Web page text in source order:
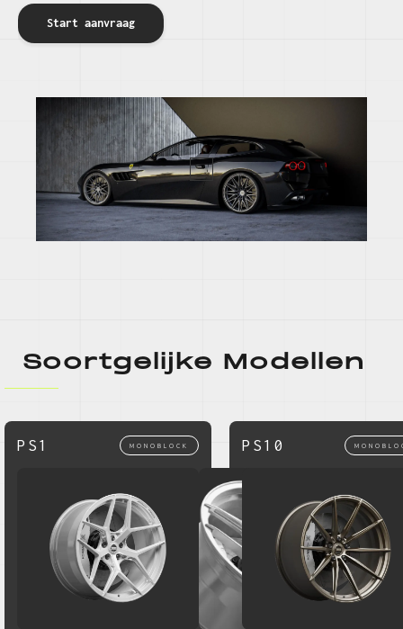
Start aanvraag
Soortgelijke Modellen
PS1 MONOBLOCK PS10